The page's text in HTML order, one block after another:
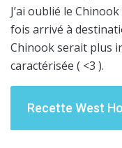
J’ai oublié le
fois arrivé à
Chinook serait plus
caractérisée ( <3 ).